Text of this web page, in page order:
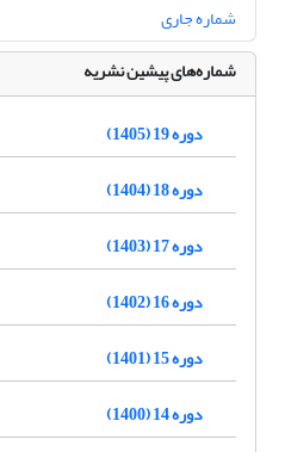
شماره جاری
شماره‌های پیشین نشریه
دوره 19 (1405)
دوره 18 (1404)
دوره 17 (1403)
دوره 16 (1402)
دوره 15 (1401)
دوره 14 (1400)